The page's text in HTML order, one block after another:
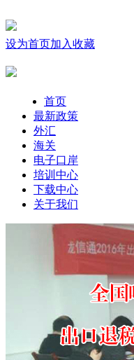
设为首页加入收藏
首页
最新政策
外汇
海关
电子口岸
培训中心
下载中心
关于我们